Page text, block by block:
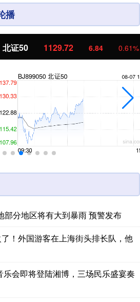
播
1129.72 6.84 0.61%
部分地区将有大到暴雨 预警发布
了！外国游客在上海街头排长队，他
乐会即将登陆湘博，三场民乐盛宴奏